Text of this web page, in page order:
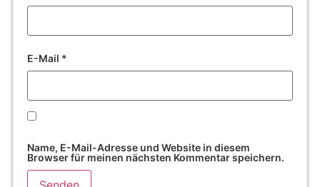
E-Mail *
Name, E-Mail-Adresse und Website in diesem
Browser für meinen nächsten Kommentar speichern.